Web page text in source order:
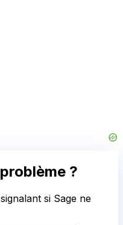
?
si Sage ne